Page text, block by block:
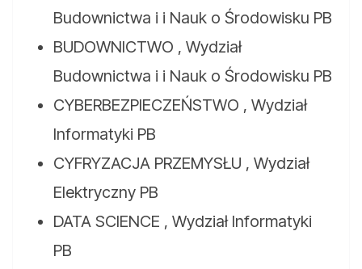
Budownictwa i i Nauk o Środowisku PB
BUDOWNICTWO , Wydział
Budownictwa i i Nauk o Środowisku PB
CYBERBEZPIECZEŃSTWO , Wydział
Informatyki PB
CYFRYZACJA PRZEMYSŁU , Wydział
Elektryczny PB
DATA SCIENCE , Wydział Informatyki
PB